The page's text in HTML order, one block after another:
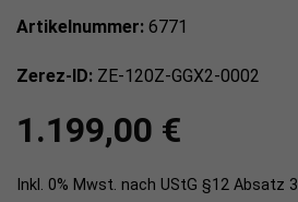
Artikelnummer: 6771
Zerez-ID: ZE-120Z-GGX2-0002
1.199,00 €
Inkl. 0% Mwst. nach UStG §12 Absatz 3